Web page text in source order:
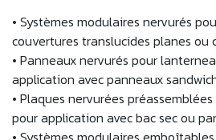
• Systèmes modulaires nervurés
couvertures translucides planes ou
• Panneaux nervurés pour
application avec panneaux
• Plaques nervurées
pour application avec bac sec ou